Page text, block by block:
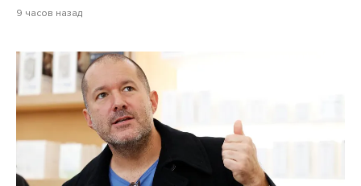
9 часов назад